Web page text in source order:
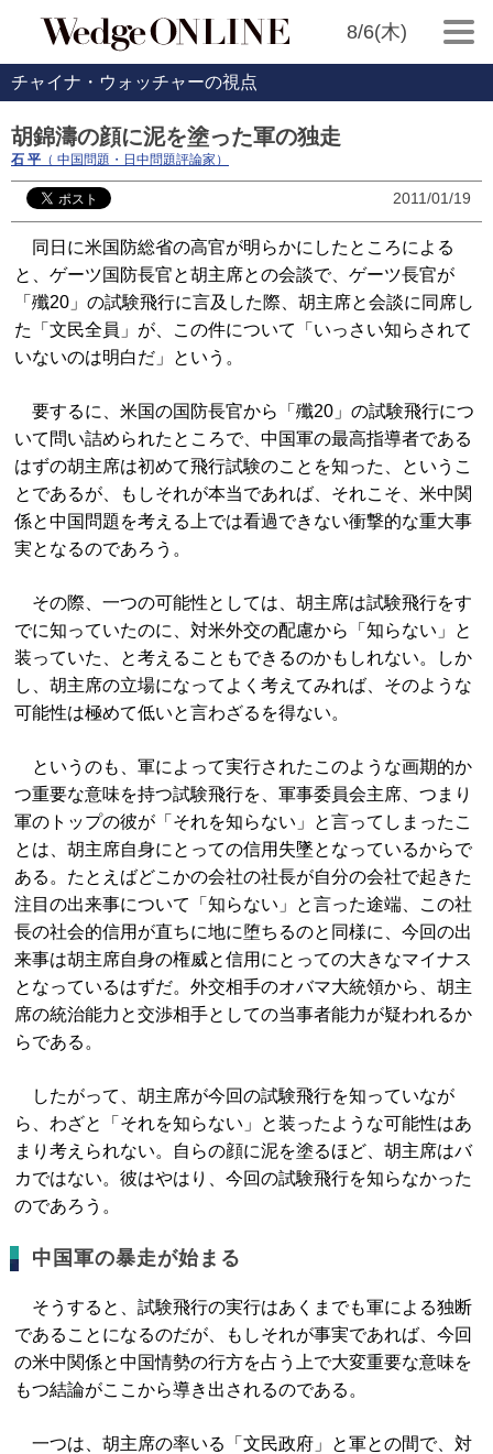
8/6(木)
チャイナ・ウォッチャーの視点
胡錦濤の顔に泥を塗った軍の独走
石 平 （ 中国問題・日中問題評論家）
2011/01/19
同日に米国防総省の高官が明らかにしたところによる
と、ゲーツ国防長官と胡主席との会談で、ゲーツ長官が
「殲20」の試験飛行に言及した際、胡主席と会談に同席し
た「文民全員」が、この件について「いっさい知らされて
いないのは明白だ」という。
要するに、米国の国防長官から「殲20」の試験飛行につ
いて問い詰められたところで、中国軍の最高指導者である
はずの胡主席は初めて飛行試験のことを知った、というこ
とであるが、もしそれが本当であれば、それこそ、米中関
係と中国問題を考える上では看過できない衝撃的な重大事
実となるのであろう。
その際、一つの可能性としては、胡主席は試験飛行をす
でに知っていたのに、対米外交の配慮から「知らない」と
装っていた、と考えることもできるのかもしれない。しか
し、胡主席の立場になってよく考えてみれば、そのような
可能性は極めて低いと言わざるを得ない。
というのも、軍によって実行されたこのような画期的か
つ重要な意味を持つ試験飛行を、軍事委員会主席、つまり
軍のトップの彼が「それを知らない」と言ってしまったこ
とは、胡主席自身にとっての信用失墜となっているからで
ある。たとえばどこかの会社の社長が自分の会社で起きた
注目の出来事について「知らない」と言った途端、この社
長の社会的信用が直ちに地に堕ちるのと同様に、今回の出
来事は胡主席自身の権威と信用にとっての大きなマイナス
となっているはずだ。外交相手のオバマ大統領から、胡主
席の統治能力と交渉相手としての当事者能力が疑われるか
らである。
したがって、胡主席が今回の試験飛行を知っていなが
ら、わざと「それを知らない」と装ったような可能性はあ
まり考えられない。自らの顔に泥を塗るほど、胡主席はバ
カではない。彼はやはり、今回の試験飛行を知らなかった
のであろう。
中国軍の暴走が始まる
そうすると、試験飛行の実行はあくまでも軍による独断
であることになるのだが、もしそれが事実であれば、今回
の米中関係と中国情勢の行方を占う上で大変重要な意味を
もつ結論がここから導き出されるのである。
一つは、胡主席の率いる「文民政府」と軍との間で、対